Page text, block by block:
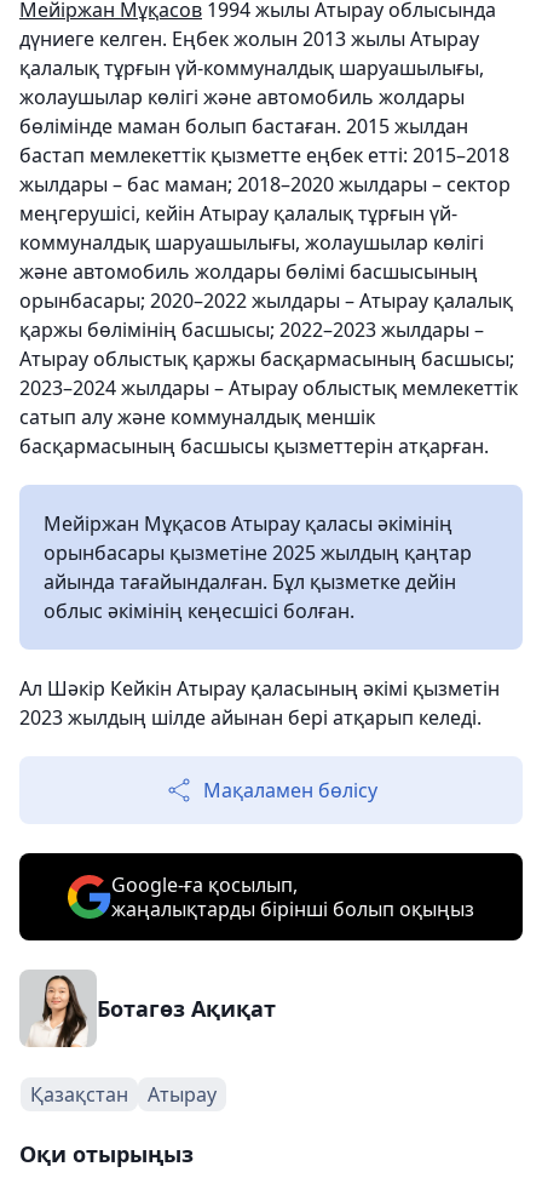
Мейіржан Мұқасов 1994 жылы Атырау облысында
дүниеге келген. Еңбек жолын 2013 жылы Атырау
қалалық тұрғын үй-коммуналдық шаруашылығы,
жолаушылар көлігі және автомобиль жолдары
бөлімінде маман болып бастаған. 2015 жылдан
бастап мемлекеттік қызметте еңбек етті: 2015–2018
жылдары – бас маман; 2018–2020 жылдары – сектор
меңгерушісі, кейін Атырау қалалық тұрғын үй-
коммуналдық шаруашылығы, жолаушылар көлігі
және автомобиль жолдары бөлімі басшысының
орынбасары; 2020–2022 жылдары – Атырау қалалық
қаржы бөлімінің басшысы; 2022–2023 жылдары –
Атырау облыстық қаржы басқармасының басшысы;
2023–2024 жылдары – Атырау облыстық мемлекеттік
сатып алу және коммуналдық меншік
басқармасының басшысы қызметтерін атқарған.
Мейіржан Мұқасов Атырау қаласы әкімінің
орынбасары қызметіне 2025 жылдың қаңтар
айында тағайындалған. Бұл қызметке дейін
облыс әкімінің кеңесшісі болған.
Ал Шәкір Кейкін Атырау қаласының әкімі қызметін
2023 жылдың шілде айынан бері атқарып келеді.
Мақаламен бөлісу
Google-ға қосылып,
жаңалықтарды бірінші болып оқыңыз
Ботагөз Ақиқат
Қазақстан Атырау
Оқи отырыңыз